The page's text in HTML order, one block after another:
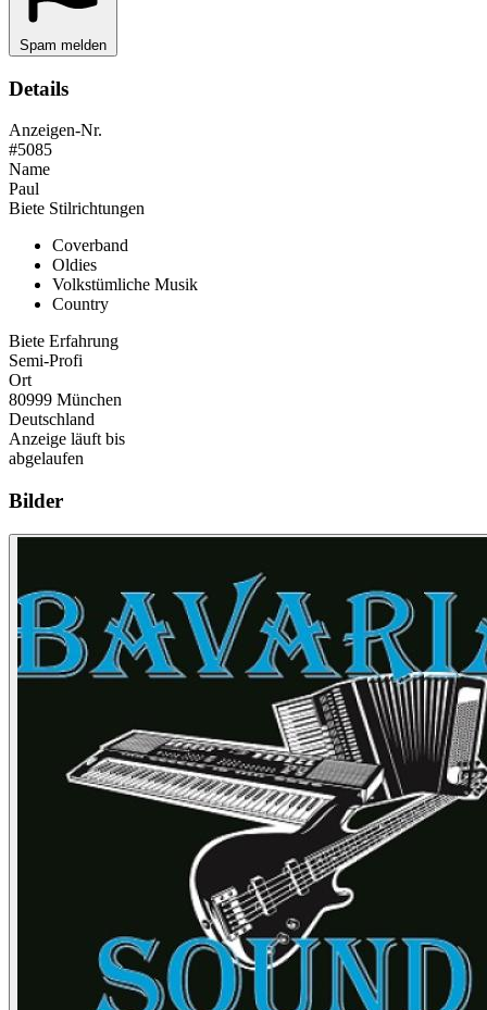
Spam melden
Details
Anzeigen-Nr.
#5085
Name
Paul
Biete Stilrichtungen
Coverband
Oldies
Volkstümliche Musik
Country
Biete Erfahrung
Semi-Profi
Ort
80999 München
Deutschland
Anzeige läuft bis
abgelaufen
Bilder